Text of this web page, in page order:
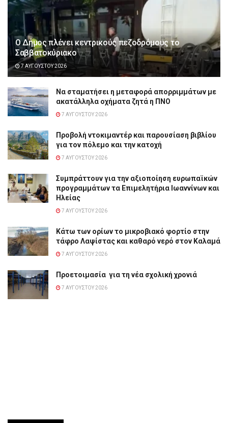
Ο Δήμος πλένει κεντρικούς πεζοδρόμους το
Σαββατοκύριακο
7 ΑΥΓΟΎΣΤΟΥ 2026
Να σταματήσει η μεταφορά απορριμμάτων με
ακατάλληλα οχήματα ζητά η ΠΝΟ
7 ΑΥΓΟΎΣΤΟΥ 2026
Προβολή ντοκιμαντέρ και παρουσίαση βιβλίου
για τον πόλεμο και την κατοχή
7 ΑΥΓΟΎΣΤΟΥ 2026
Συμπράττουν για την αξιοποίηση ευρωπαϊκών
προγραμμάτων τα Επιμελητήρια Ιωαννίνων και
Ηλείας
7 ΑΥΓΟΎΣΤΟΥ 2026
Κάτω των ορίων το μικροβιακό φορτίο στην
τάφρο Λαψίστας και καθαρό νερό στον Καλαμά
7 ΑΥΓΟΎΣΤΟΥ 2026
Προετοιμασία για τη νέα σχολική χρονιά
7 ΑΥΓΟΎΣΤΟΥ 2026